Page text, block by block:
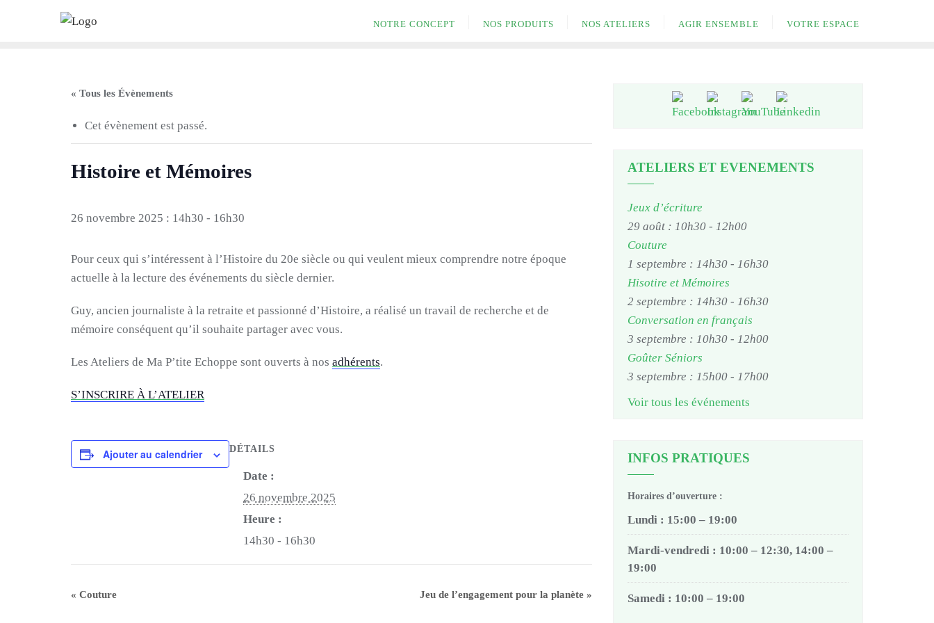
NOTRE CONCEPT NOS PRODUITS NOS ATELIERS AGIR ENSEMBLE VOTRE ESPACE
« Tous les Évènements
Cet évènement est passé.
Histoire et Mémoires
26 novembre 2025 : 14h30 - 16h30
Pour ceux qui s’intéressent à l’Histoire du 20e siècle ou qui veulent mieux comprendre notre époque
actuelle à la lecture des événements du siècle dernier.
Guy, ancien journaliste à la retraite et passionné d’Histoire, a réalisé un travail de recherche et de
mémoire conséquent qu’il souhaite partager avec vous.
Les Ateliers de Ma P’tite Echoppe sont ouverts à nos adhérents.
S’INSCRIRE À L’ATELIER
Ajouter au calendrier DÉTAILS
Date :
26 novembre 2025
Heure :
14h30 - 16h30
« Couture Jeu de l’engagement pour la planète »
ATELIERS ET EVENEMENTS
Jeux d’écriture
29 août : 10h30 - 12h00
Couture
1 septembre : 14h30 - 16h30
Hisotire et Mémoires
2 septembre : 14h30 - 16h30
Conversation en français
3 septembre : 10h30 - 12h00
Goûter Séniors
3 septembre : 15h00 - 17h00
Voir tous les événements
INFOS PRATIQUES
Horaires d’ouverture :
Lundi : 15:00 – 19:00
Mardi-vendredi : 10:00 – 12:30, 14:00 –
19:00
Samedi : 10:00 – 19:00